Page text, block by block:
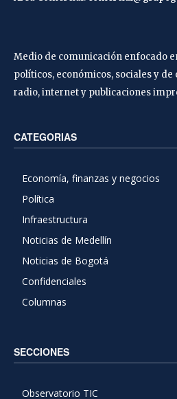
Medio de comunicación enfocado
políticos, económicos, sociales y
radio, internet y publicaciones
CATEGORIAS
Economía, finanzas y negocios
Política
Infraestructura
Noticias de Medellín
Noticias de Bogotá
Confidenciales
Columnas
SECCIONES
Observatorio TIC